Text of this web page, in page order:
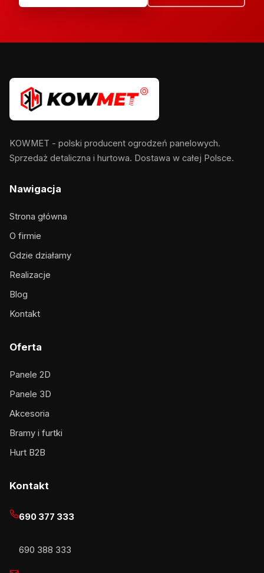
KOWMET - polski producent ogrodzeń panelowych.
Sprzedaż detaliczna i hurtowa. Dostawa w całej Polsce.
Nawigacja
Strona główna
O firmie
Gdzie działamy
Realizacje
Blog
Kontakt
Oferta
Panele 2D
Panele 3D
Akcesoria
Bramy i furtki
Hurt B2B
Kontakt
690 377 333
690 388 333